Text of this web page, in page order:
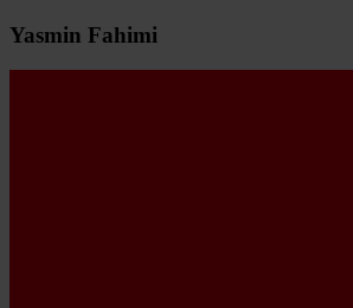
Yasmin Fahimi